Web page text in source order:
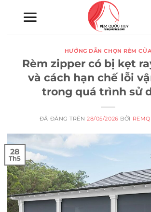
HƯỚNG DẪN CHỌN RÈM
Rèm zipper có bị kẹt
và cách hạn chế lỗi
trong quá trình sử
ĐÃ ĐĂNG TRÊN28/05/2026 BỞI
28
Th5